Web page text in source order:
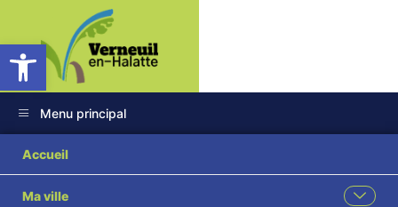
Ouvrir la barre d’outils
Menu principal
Accueil
Ma ville